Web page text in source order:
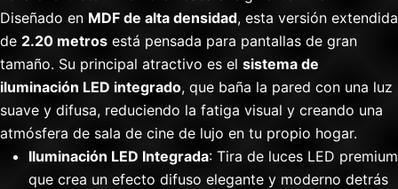
Diseñado en MDF de alta densidad, esta versión extendida
de 2.20 metros está pensada para pantallas de gran
tamaño. Su principal atractivo es el sistema de
iluminación LED integrado, que baña la pared con una luz
suave y difusa, reduciendo la fatiga visual y creando una
atmósfera de sala de cine de lujo en tu propio hogar.
Iluminación LED Integrada: Tira de luces LED premium
que crea un efecto difuso elegante y moderno detrás